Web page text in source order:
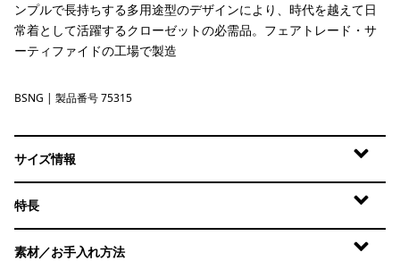
ンプルで長持ちする多用途型のデザインにより、時代を越えて日
常着として活躍するクローゼットの必需品。フェアトレード・サ
ーティファイドの工場で製造
Basin Green
BSNG | 製品番号 75315
サイズ情報
特長
素材／お手入れ方法